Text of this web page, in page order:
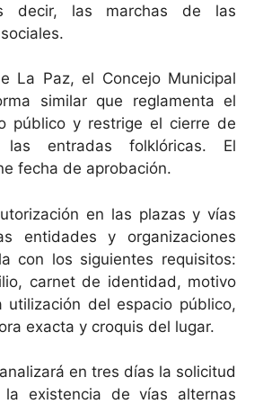
decir, las marchas de las
La Paz, el Concejo Municipal
similar que reglamenta el
público y restrige el cierre de
entradas folklóricas. El
fecha de aprobación.
en las plazas y vías
entidades y organizaciones
con los siguientes requisitos:
carnet de identidad, motivo
utilización del espacio público,
exacta y croquis del lugar.
en tres días la solicitud
existencia de vías alternas